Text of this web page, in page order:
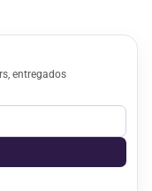
entregados